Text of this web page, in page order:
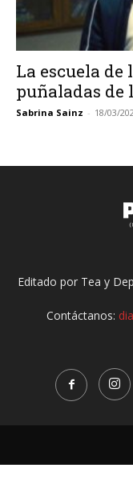
La escuela
puñaladas de
Sabrina Sainz - 18/03/
Editado por Tea y
Contáctanos: